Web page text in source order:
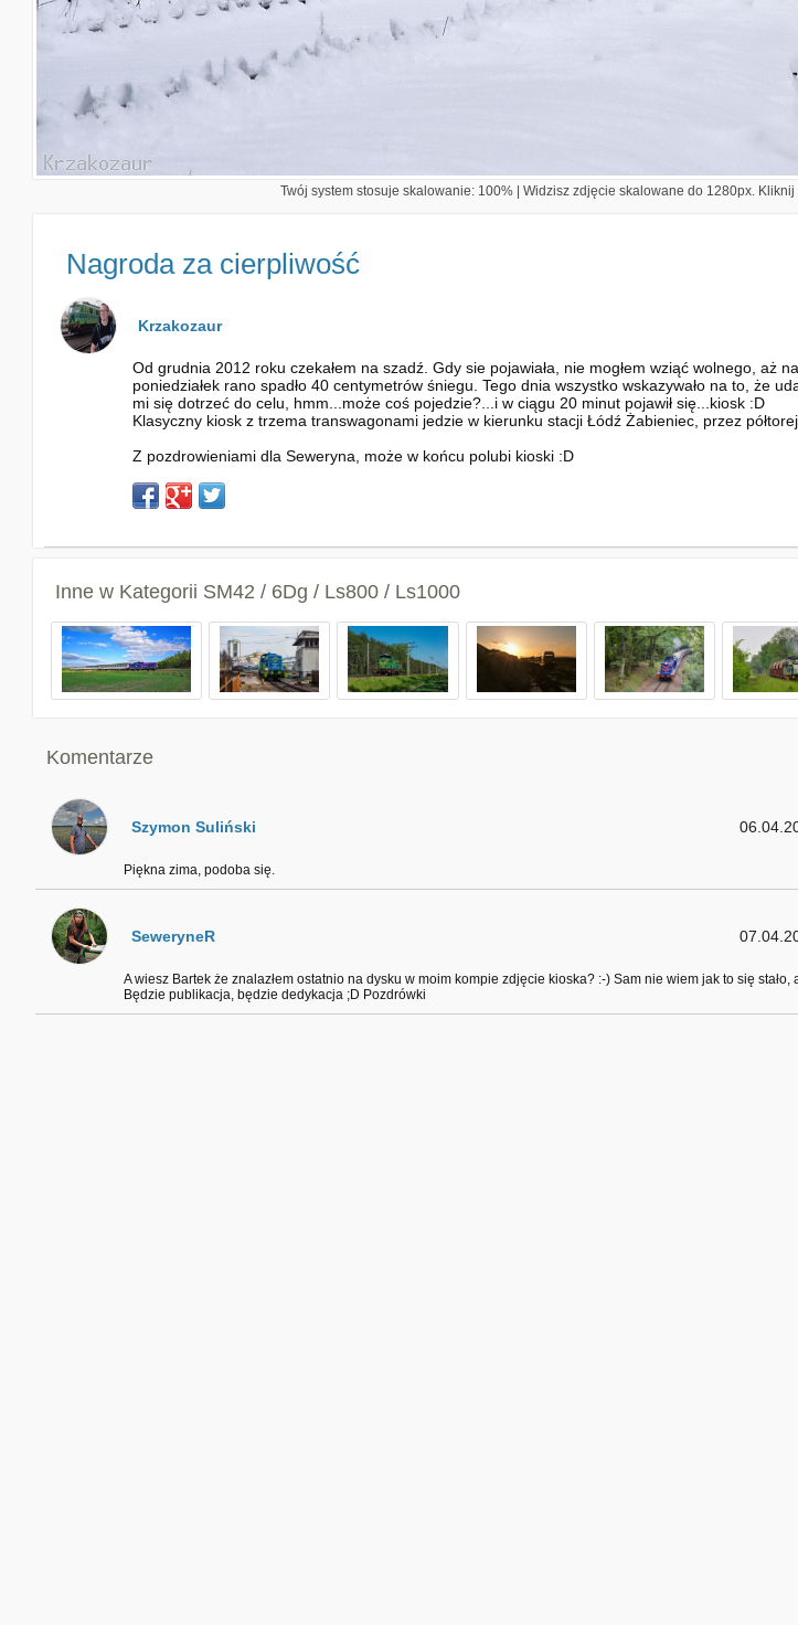
Twój system stosuje skalowanie: 100% | Widzisz zdjęcie skalowane do 1280px.
Nagroda za cierpliwość
Krzakozaur
Od grudnia 2012 roku czekałem na szadź. Gdy sie pojawiała, nie mogłem wziąć wolnego, aż
poniedziałek rano spadło 40 centymetrów śniegu. Tego dnia wszystko wskazywało na to, że
mi się dotrzeć do celu, hmm...może coś pojedzie?...i w ciągu 20 minut pojawił się...kiosk :D
Klasyczny kiosk z trzema transwagonami jedzie w kierunku stacji Łódź Żabieniec, przez
Z pozdrowieniami dla Seweryna, może w końcu polubi kioski :D
Inne w Kategorii SM42 / 6Dg / Ls800 / Ls1000
Komentarze
Szymon Suliński
Piękna zima, podoba się.
SeweryneR
A wiesz Bartek że znalazłem ostatnio na dysku w moim kompie zdjęcie kioska? :-) Sam nie wiem jak to się stało,
Będzie publikacja, będzie dedykacja ;D Pozdrówki